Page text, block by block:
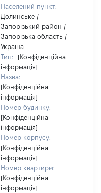
Населений пункт:
Долинське /
Запорізький район /
Запорізька область /
Україна
Тип:
[Конфіденційна
інформація]
Назва:
[Конфіденційна
інформація]
Номер будинку:
[Конфіденційна
інформація]
Номер корпусу:
[Конфіденційна
інформація]
Номер квартири:
[Конфіденційна
інформація]